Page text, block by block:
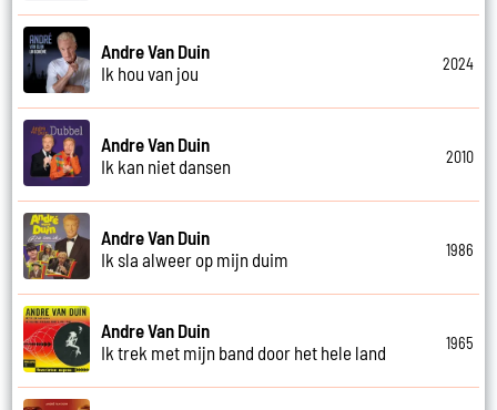
Andre Van Duin
Ik hou van jou
2024
Andre Van Duin
Ik kan niet dansen
2010
Andre Van Duin
Ik sla alweer op mijn duim
1986
Andre Van Duin
Ik trek met mijn band door het hele land
1965